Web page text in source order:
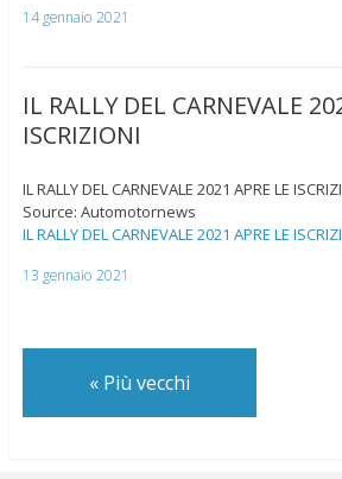
14 gennaio 2021
IL RALLY DEL CARNEVALE
ISCRIZIONI
IL RALLY DEL CARNEVALE 2021 APRE LE
Source: Automotornews
IL RALLY DEL CARNEVALE 2021 APRE LE
13 gennaio 2021
«Più vecchi